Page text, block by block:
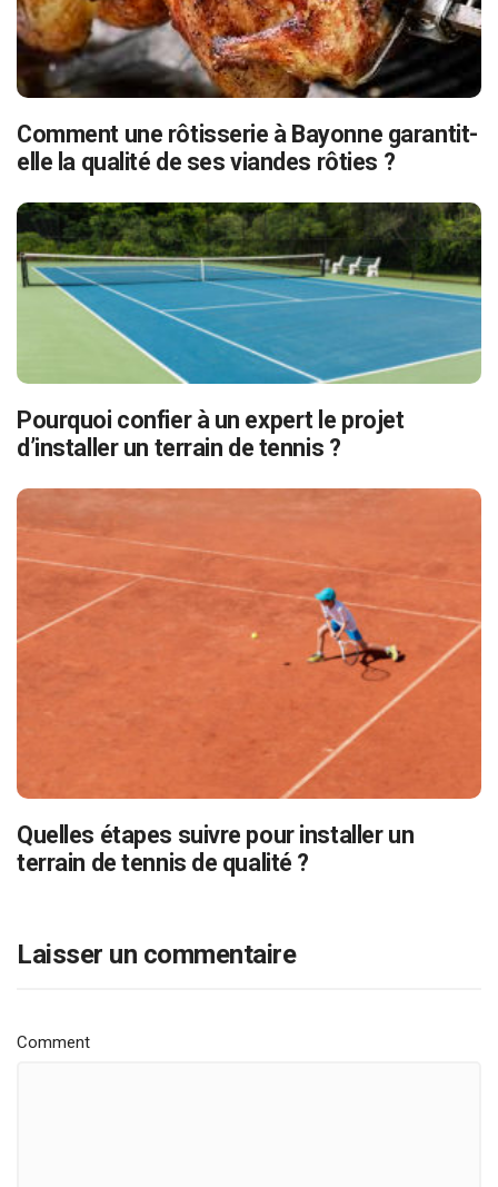
Comment une rôtisserie à Bayonne garantit-
elle la qualité de ses viandes rôties ?
Pourquoi confier à un expert le projet
d’installer un terrain de tennis ?
Quelles étapes suivre pour installer un
terrain de tennis de qualité ?
Laisser un commentaire
Comment